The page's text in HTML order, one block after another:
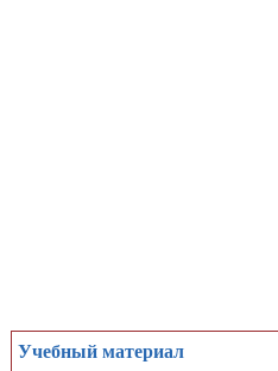
Учебный материал